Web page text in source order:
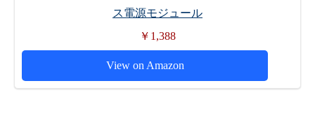
ス電源モジュール
￥1,388
View on Amazon